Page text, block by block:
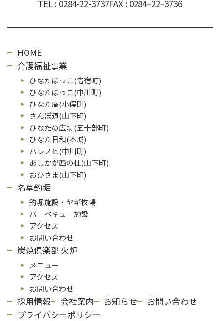
TEL : 0284-22-3737FAX : 0284ｰ22ｰ3736
HOME
介護福祉事業
ひなたぼっこ(借宿町)
ひなたぼっこ(中川町)
ひなた庵(⼩俣町)
さんぽ道(⼭下町)
ひなたの広場(五⼗部町)
ひなた⽇和(本城)
ハレノヒ(中川町)
あしかが⻄の杜(⼭下町)
おひさま(山下町)
名草釣堀
釣堀施設・ヤギ牧場
バーベキュー施設
アクセス
お問い合わせ
炭焼倶楽部 火炉
メニュー
アクセス
お問い合わせ
採用情報 会社案内 お知らせ
お問い合わせ
プライバシーポリシー